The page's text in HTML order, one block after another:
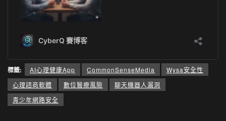
標籤: AI心理健康App CommonSenseMedia
Wysa安全性
心理諮商軟體
數位醫療風險
聊天機器人漏洞
青少年網路安全